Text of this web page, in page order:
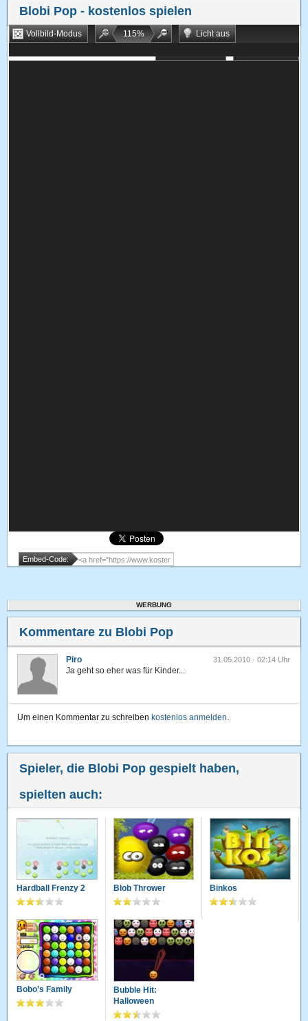
Blobi Pop - kostenlos spielen
Vollbild-Modus 115%
Licht aus
Embed-Code:
WERBUNG
Kommentare zu Blobi Pop
Piro 31.05.2010 · 02:14 Uhr
Ja geht so eher was für Kinder...
Um einen Kommentar zu schreiben kostenlos anmelden.
Spieler, die Blobi Pop gespielt haben,
spielten auch:
Hardball Frenzy 2 Blob Thrower Binkos
Bobo’s Family
Bubble Hit:
Halloween